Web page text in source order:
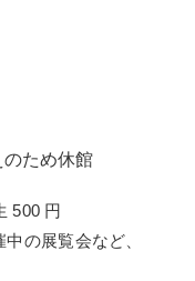
ため休館
500 円
の展覧会など、